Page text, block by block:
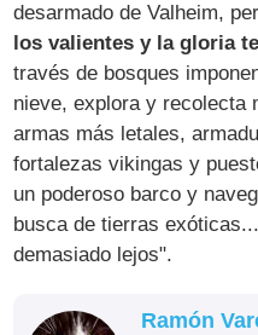
desarmado de Valheim,
los valientes y la gloria
través de bosques
nieve, explora y recolecta
armas más letales,
fortalezas vikingas y
un poderoso barco y
busca de tierras
demasiado lejos".
Ramón